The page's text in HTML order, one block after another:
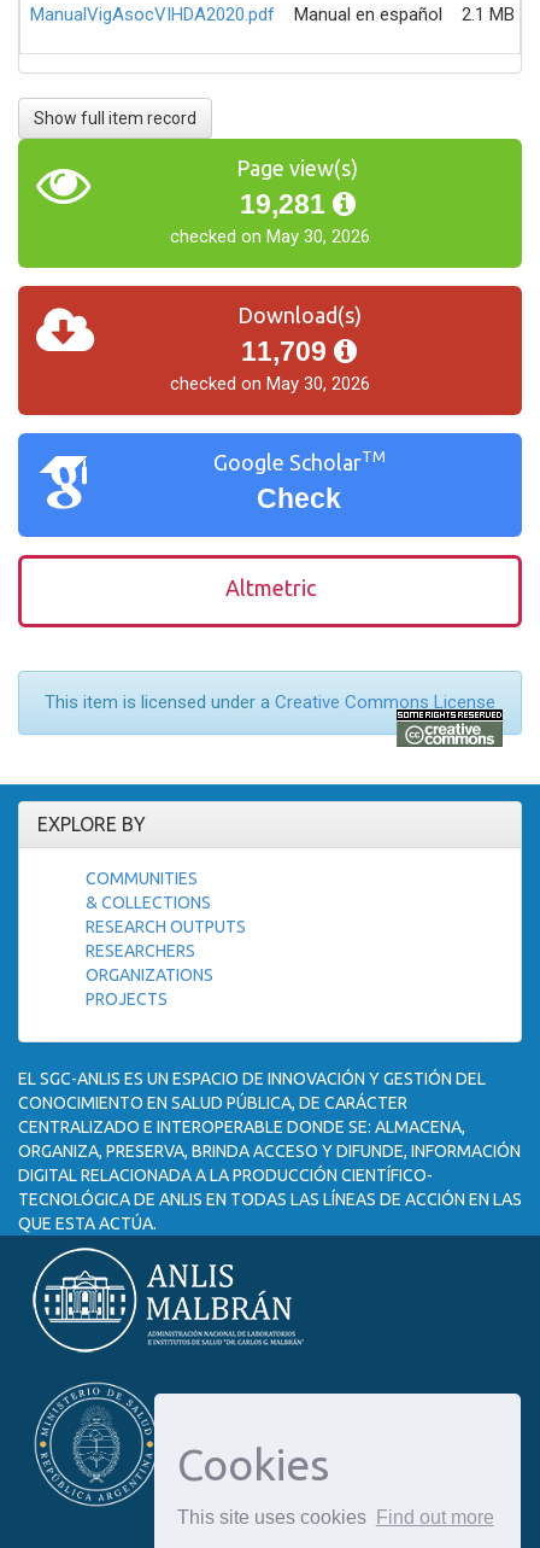
Cookies
This site uses cookies Find out more
ManualVigAsocVIHDA2020.pdf Manual en español 2.1 MB
Show full item record
Page view(s)
19,281
checked on May 30, 2026
Download(s)
11,709
checked on May 30, 2026
Google ScholarTM
Check
Altmetric
This item is licensed under a Creative Commons License
EXPLORE BY
COMMUNITIES
& COLLECTIONS
RESEARCH OUTPUTS
RESEARCHERS
ORGANIZATIONS
PROJECTS
EL SGC-ANLIS ES UN ESPACIO DE INNOVACIÓN Y GESTIÓN DEL
CONOCIMIENTO EN SALUD PÚBLICA, DE CARÁCTER
CENTRALIZADO E INTEROPERABLE DONDE SE: ALMACENA,
ORGANIZA, PRESERVA, BRINDA ACCESO Y DIFUNDE, INFORMACIÓN
DIGITAL RELACIONADA A LA PRODUCCIÓN CIENTÍFICO-
TECNOLÓGICA DE ANLIS EN TODAS LAS LÍNEAS DE ACCIÓN EN LAS
QUE ESTA ACTÚA.